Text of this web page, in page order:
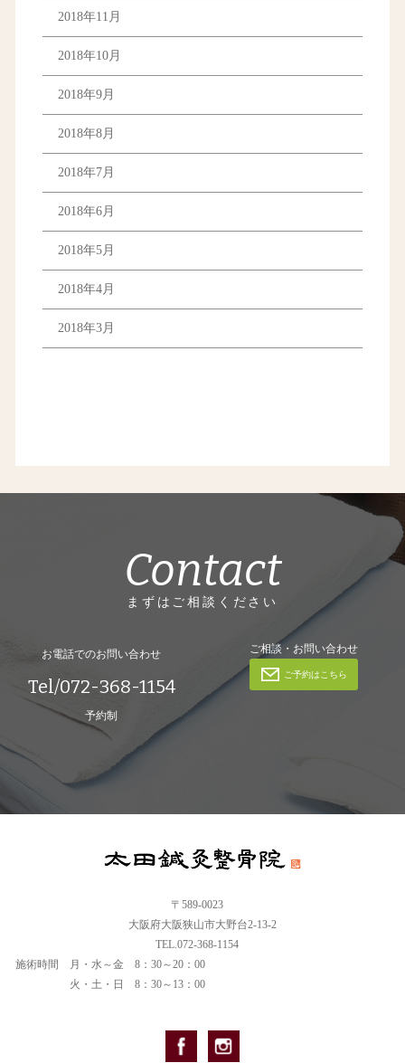
2018年11月
2018年10月
2018年9月
2018年8月
2018年7月
2018年6月
2018年5月
2018年4月
2018年3月
Contact
まずはご相談ください
お電話でのお問い合わせ
Tel/072-368-1154
予約制
ご相談・お問い合わせ
ご予約はこちら
〒589-0023
大阪府大阪狭山市大野台2-13-2
TEL.072-368-1154
施術時間
月・水～金 8：30～20：00
火・土・日 8：30～13：00